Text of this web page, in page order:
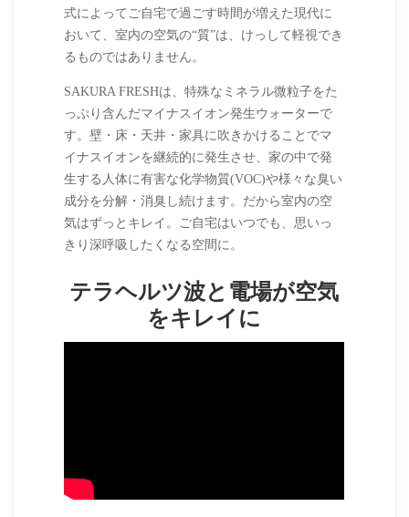
式によってご自宅で過ごす時間が増えた現代に
おいて、室内の空気の“質”は、けっして軽視でき
るものではありません。
SAKURA FRESHは、特殊なミネラル微粒子をた
っぷり含んだマイナスイオン発生ウォーターで
す。壁・床・天井・家具に吹きかけることでマ
イナスイオンを継続的に発生させ、家の中で発
生する人体に有害な化学物質(VOC)や様々な臭い
成分を分解・消臭し続けます。だから室内の空
気はずっとキレイ。ご自宅はいつでも、思いっ
きり深呼吸したくなる空間に。
テラヘルツ波と電場が空気
をキレイに